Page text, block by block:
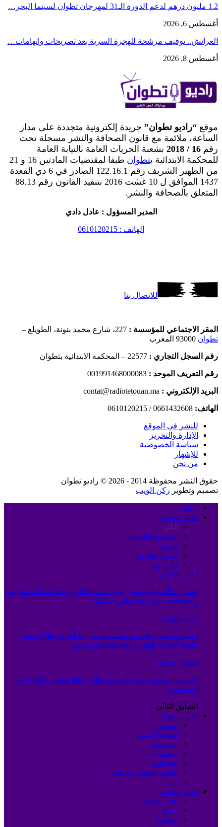
1.2 مليون درهم لدعم الدورة الـ31 لمهرجان تطوان لسينما البحر…
أغسطس 6, 2026
العرائش.. توقيف مرشحة للهجرة السرية بعد تصريحات واتهامات…
أغسطس 8, 2026
موقع “راديو تطوان” جريدة إلكترونية متجددة على مدار
الساعة، ملائمة مع قانون الصحافة والنشر مسجلة تحت
رقم 16 / 2018
بشعبة الحريات العامة بالنيابة العامة
للمحكمة الابتدائية بتطوان
طبقا لمقتضيات المادتين 16 و 21
من الظهير الشريف رقم 122.16.1 الصادر في 6 ذي القعدة
1437 الموافق ل 10 غشت 2016 بتنفيذ القانون رقم 88.13
المتعلق بالصحافة والنشر.
المدير المسؤول : عادل دادي
الهاتف : 0610120215
للاتصال بنا
المقر الاجتماعي للمؤسسة : 227، شارع محمد بنونة، الطويلع –
تطوان
رقم السجل التجاري : 22577 – المحكمة الابتدائية بتطوان
رقم التعريف الموحد : 001991468000083
البريد الإلكتروني : contat@radiotetouan.ma
الهاتف: 0661432608 / 0610120215
للنشر في الموقع
الإدارة والتحرير
سياسة الخصوصية
للإشهار
من نحن
حقوق النشر محفوظة 2014 - 2026 © راديو تطوان
تصميم وتطوير ركن الويب
الأولى
أخبار تطوان
الكل
المضيق الفنيدق
مرتيل
سبته المحتلة
وادي لو
أخبار تطوان
المغرب التطواني يدعو إلى جمعه العام وسط تحديات تنظيمية
واحتجاجات من منخرطين جمّدوا…
أخبار تطوان
أحكام بالحبس في حق سائقي سيارات أجرة بتطوان على
خلفية أحداث الهجرة الجماعية نحو سبتة
سبته المحتلة
الحرس المدني بسبتة المحتلة يطلق قناة تواصل للإبلاغ عن
المفقودين
السابق التالي
أخبار الجهة
تطوان
طنجة-أصيلة
الحسيمة
شفشاون
العرائش
القصر الصغير والكبير
وزان
أخبار وطنية
أخبار دولية
تعليم
سياسة